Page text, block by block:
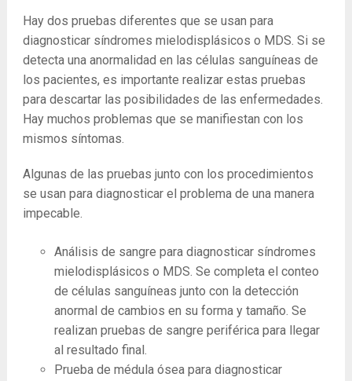
Hay dos pruebas diferentes que se usan para
diagnosticar síndromes mielodisplásicos o MDS. Si se
detecta una anormalidad en las células sanguíneas de
los pacientes, es importante realizar estas pruebas
para descartar las posibilidades de las enfermedades.
Hay muchos problemas que se manifiestan con los
mismos síntomas.
Algunas de las pruebas junto con los procedimientos
se usan para diagnosticar el problema de una manera
impecable.
Análisis de sangre para diagnosticar síndromes
mielodisplásicos o MDS. Se completa el conteo
de células sanguíneas junto con la detección
anormal de cambios en su forma y tamaño. Se
realizan pruebas de sangre periférica para llegar
al resultado final.
Prueba de médula ósea para diagnosticar